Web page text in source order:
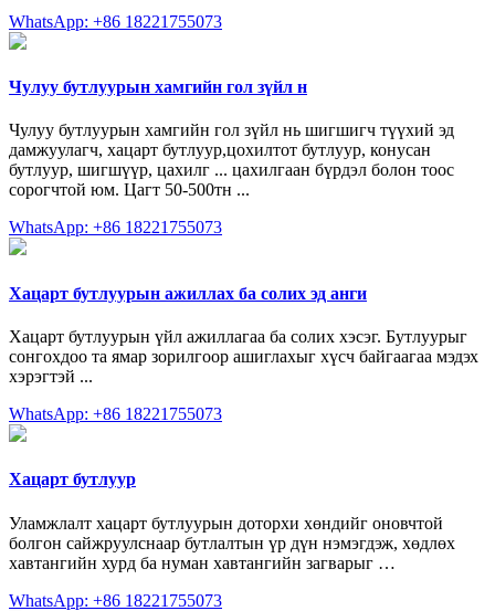
WhatsApp: +86 18221755073
Чулуу бутлуурын хамгийн гол зүйл н
Чулуу бутлуурын хамгийн гол зүйл нь шигшигч түүхий эд
дамжуулагч, хацарт бутлуур,цохилтот бутлуур, конусан
бутлуур, шигшүүр, цахилг ... цахилгаан бүрдэл болон тоос
сорогчтой юм. Цагт 50-500тн ...
WhatsApp: +86 18221755073
Хацарт бутлуурын ажиллах ба солих эд анги
Хацарт бутлуурын үйл ажиллагаа ба солих хэсэг. Бутлуурыг
сонгохдоо та ямар зорилгоор ашиглахыг хүсч байгаагаа мэдэх
хэрэгтэй ...
WhatsApp: +86 18221755073
Хацарт бутлуур
Уламжлалт хацарт бутлуурын доторхи хөндийг оновчтой
болгон сайжруулснаар бутлалтын үр дүн нэмэгдэж, хөдлөх
хавтангийн хурд ба нуман хавтангийн загварыг …
WhatsApp: +86 18221755073